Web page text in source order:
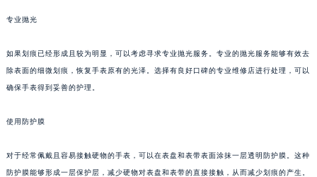
专业抛光
如果划痕已经形成且较为明显，可以考虑寻求专业抛光服务。专业的抛光服务能够有效去
除表面的细微划痕，恢复手表原有的光泽。选择有良好口碑的专业维修店进行处理，可以
确保手表得到妥善的护理。
使用防护膜
对于经常佩戴且容易接触硬物的手表，可以在表盘和表带表面涂抹一层透明防护膜。这种
防护膜能够形成一层保护层，减少硬物对表盘和表带的直接接触，从而减少划痕的产生。